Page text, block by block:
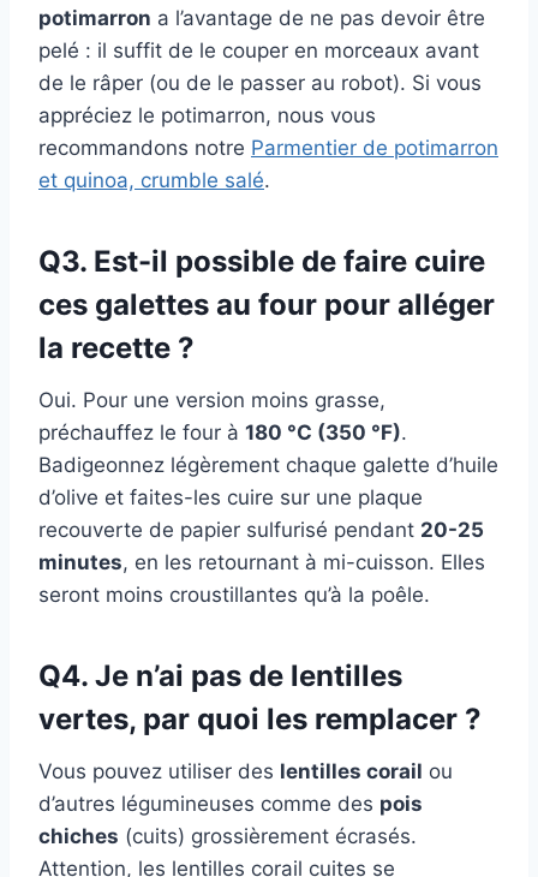
potimarron a l’avantage de ne pas devoir être
pelé : il suffit de le couper en morceaux avant
de le râper (ou de le passer au robot). Si vous
appréciez le potimarron, nous vous
recommandons notre Parmentier de potimarron
et quinoa, crumble salé.
Q3. Est-il possible de faire cuire
ces galettes au four pour alléger
la recette ?
Oui. Pour une version moins grasse,
préchauffez le four à 180 °C (350 °F).
Badigeonnez légèrement chaque galette d’huile
d’olive et faites-les cuire sur une plaque
recouverte de papier sulfurisé pendant 20-25
minutes, en les retournant à mi-cuisson. Elles
seront moins croustillantes qu’à la poêle.
Q4. Je n’ai pas de lentilles
vertes, par quoi les remplacer ?
Vous pouvez utiliser des lentilles corail ou
d’autres légumineuses comme des pois
chiches (cuits) grossièrement écrasés.
Attention, les lentilles corail cuites se